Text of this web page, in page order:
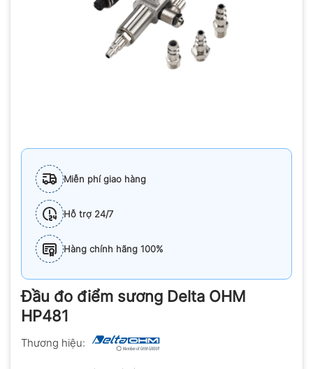
Miễn phí giao hàng
Hỗ trợ 24/7
Hàng chính hãng 100%
Đầu đo điểm sương Delta OHM
HP481
Thương hiệu: